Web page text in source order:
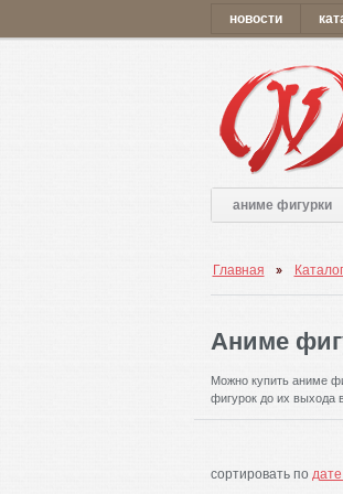
новости
аниме фигурки
Главная Каталог
Аниме
Можно купить аниме
фигурок до их выхода
сортировать по